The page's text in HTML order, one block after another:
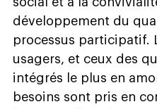
développement du
processus participatif.
usagers, et ceux des
intégrés le plus en
besoins sont pris en